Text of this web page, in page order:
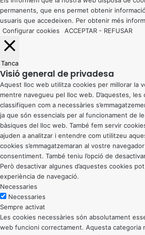
permanents, que ens permet obtenir
usuaris que accedeixen. Per obtenir més
Configurar cookies
ACCEPTAR - REFUSAR
Tanca
Visió general de privadesa
Aquest lloc web utilitza cookies per millorar la
mentre navegueu pel lloc web. D’aquestes, les
classifiquen com a necessàries
ja que són essencials per al funcionament de
bàsiques del lloc web. També fem servir
ajuden a analitzar i entendre com utilitzeu
cookies s’emmagatzemaran al vostre
consentiment. També teniu l’opció de
Però desactivar algunes d’aquestes cookies
experiència de navegació.
Necessaries
Necessaries
Sempre activat
Les cookies necessàries són absolutament
web funcioni correctament. Aquesta categoria